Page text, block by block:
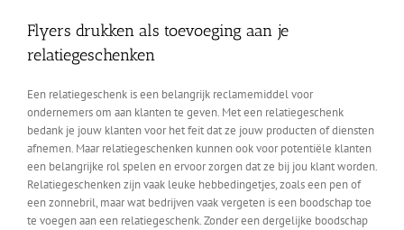
Flyers drukken als toevoeging aan je
relatiegeschenken
Een relatiegeschenk is een belangrijk reclamemiddel voor
ondernemers om aan klanten te geven. Met een relatiegeschenk
bedank je jouw klanten voor het feit dat ze jouw producten of diensten
afnemen. Maar relatiegeschenken kunnen ook voor potentiële klanten
een belangrijke rol spelen en ervoor zorgen dat ze bij jou klant worden.
Relatiegeschenken zijn vaak leuke hebbedingetjes, zoals een pen of
een zonnebril, maar wat bedrijven vaak vergeten is een boodschap toe
te voegen aan een relatiegeschenk. Zonder een dergelijke boodschap